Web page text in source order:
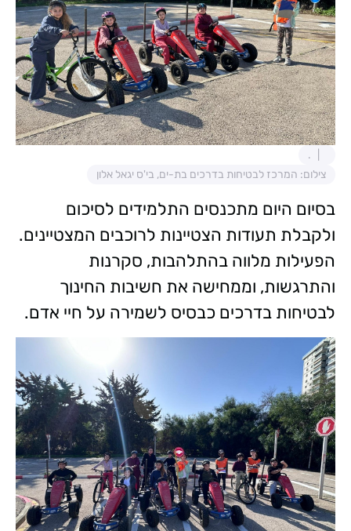
.
צילום: המרכז לבטיחות בדרכים בת-ים, בי'ס יגאל אלון
בסיום היום מתכנסים התלמידים לסיכום
ולקבלת תעודות הצטיינות לרוכבים המצטיינים.
הפעילות מלווה בהתלהבות, סקרנות
והתרגשות, וממחישה את חשיבות החינוך
לבטיחות בדרכים כבסיס לשמירה על חיי אדם.